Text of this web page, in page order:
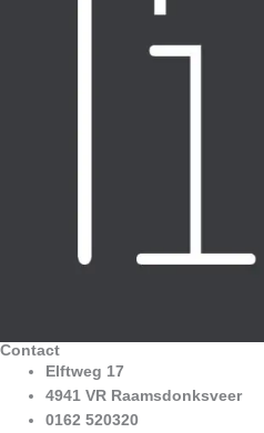
Contact
Elftweg 17
4941 VR Raamsdonksveer
0162 520320